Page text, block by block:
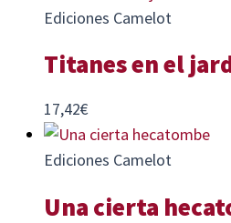
Ediciones Camelot
Titanes en el
17,42€
Ediciones Camelot
Una cierta